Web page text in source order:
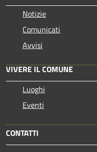
Notizie
Comunicati
Avvisi
VIVERE IL COMUNE
Luoghi
Eventi
CONTATTI